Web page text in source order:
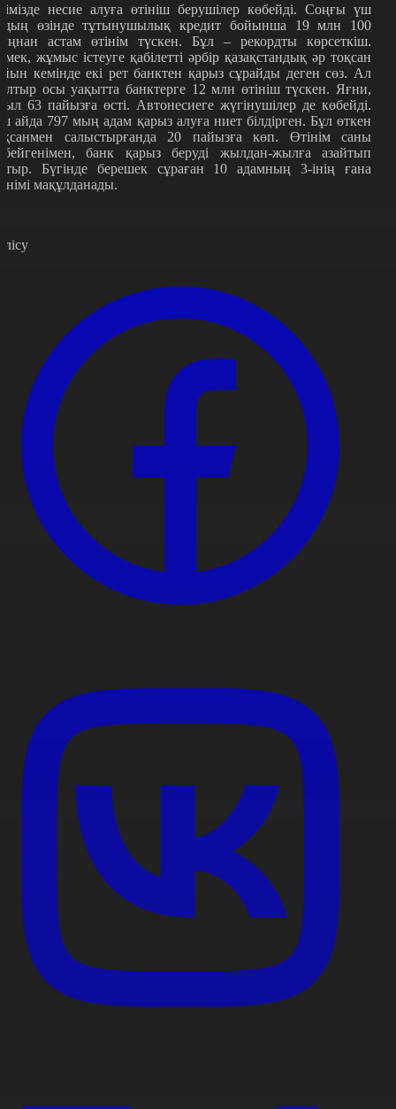
несие алуға өтініш берушілер көбейді. Соңғы үш
өзінде тұтынушылық кредит бойынша 19 млн 100
астам өтінім түскен. Бұл – рекордты көрсеткіш.
жұмыс істеуге қабілетті әрбір қазақстандық әр тоқсан
кемінде екі рет банктен қарыз сұрайды деген сөз. Ал
осы уақытта банктерге 12 млн өтініш түскен. Яғни,
63 пайызға өсті. Автонесиеге жүгінушілер де көбейді.
айда 797 мың адам қарыз алуға ниет білдірген. Бұл өткен
салыстырғанда 20 пайызға көп. Өтінім саны
банк қарыз беруді жылдан-жылға азайтып
Бүгінде берешек сұраған 10 адамның 3-інің ғана
мақұлданады.